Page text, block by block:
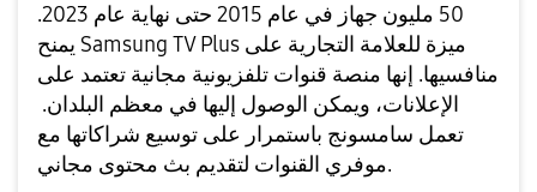
50 مليون جهاز في عام 2015 حتى نهاية عام 2023.
يمنح Samsung TV Plus ميزة للعلامة التجارية على
منافسيها. إنها منصة قنوات تلفزيونية مجانية تعتمد على
الإعلانات، ويمكن الوصول إليها في معظم البلدان. ​​
تعمل سامسونج باستمرار على توسيع شراكاتها مع
موفري القنوات لتقديم بث محتوى مجاني.